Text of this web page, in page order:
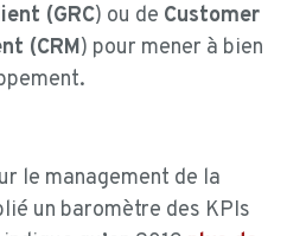
(GRC) ou de Customer
(CRM) pour mener à bien
le management de la
un baromètre des KPIs